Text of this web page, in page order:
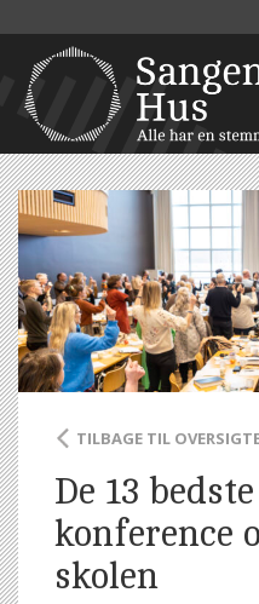
TILBAGE TIL
De 13
konference
skolen